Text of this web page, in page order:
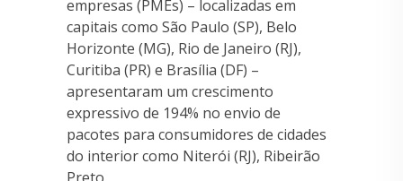
empresas (PMEs) – localizadas em
capitais como São Paulo (SP), Belo
Horizonte (MG), Rio de Janeiro (RJ),
Curitiba (PR) e Brasília (DF) –
apresentaram um crescimento
expressivo de 194% no envio de
pacotes para consumidores de cidades
do interior como Niterói (RJ), Ribeirão